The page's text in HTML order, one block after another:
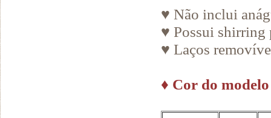
♥ Não inclui
♥ Possui shirring
♥ Laços
♦ Cor do